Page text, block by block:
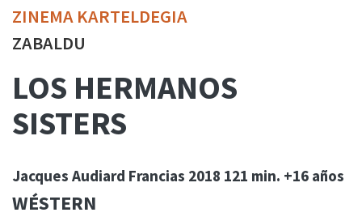
ZINEMA KARTELDEGIA
ZABALDU
LOS HERMANOS
SISTERS
Jacques Audiard Francias 2018 121 min. +16 años
WÉSTERN